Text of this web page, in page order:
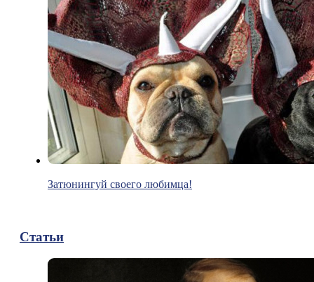
Затюнингуй своего любимца!
Статьи